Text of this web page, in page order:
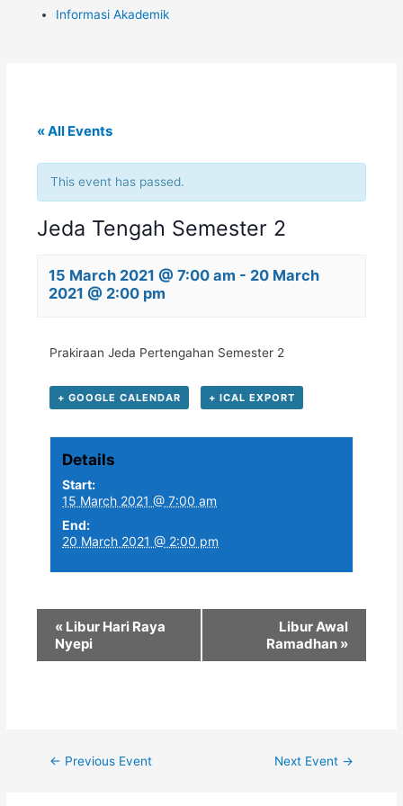
Informasi Akademik
« All Events
This event has passed.
Jeda Tengah Semester 2
15 March 2021 @ 7:00 am - 20 March
2021 @ 2:00 pm
Prakiraan Jeda Pertengahan Semester 2
+ GOOGLE CALENDAR + ICAL EXPORT
Details
Start:
15 March 2021 @ 7:00 am
End:
20 March 2021 @ 2:00 pm
« Libur Hari Raya
Nyepi
Libur Awal
Ramadhan »
Post
← Previous Event Next Event →